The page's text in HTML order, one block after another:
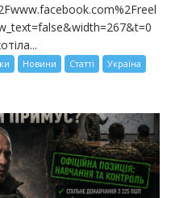
Новини Статті Україна